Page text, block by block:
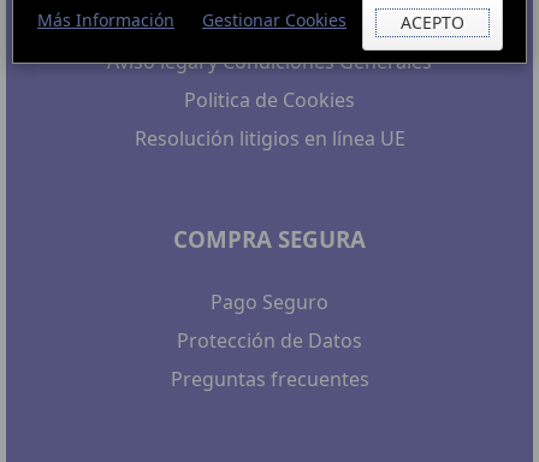
Nuestro Compromiso
Aviso legal y Condiciones Generales
Politica de Cookies
Resolución litigios en línea UE
COMPRA SEGURA
Pago Seguro
Protección de Datos
Preguntas frecuentes
Más Información Gestionar Cookies ACEPTO